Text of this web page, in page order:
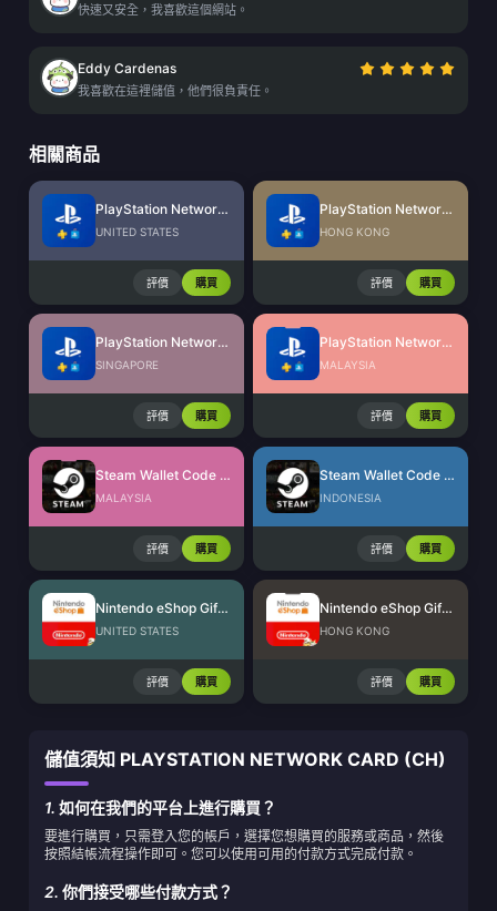
快速又安全，我喜歡這個網站。
Eddy Cardenas
我喜歡在這裡儲值，他們很負責任。
相關商品
PlayStation Network Card (US)
UNITED STATES
評價 購買
PlayStation Network Card (HK)
HONG KONG
評價 購買
PlayStation Network Card (SG)
SINGAPORE
評價 購買
PlayStation Network Card (MY)
MALAYSIA
評價 購買
Steam Wallet Code (MYR)
MALAYSIA
評價 購買
Steam Wallet Code (IDR)
INDONESIA
評價 購買
Nintendo eShop Gift Card (US)
UNITED STATES
評價 購買
Nintendo eShop Gift Card (HK)
HONG KONG
評價 購買
儲值須知 PLAYSTATION NETWORK CARD (CH)
1. 如何在我們的平台上進行購買？
要進行購買，只需登入您的帳戶，選擇您想購買的服務或商品，然後
按照結帳流程操作即可。您可以使用可用的付款方式完成付款。
2. 你們接受哪些付款方式？